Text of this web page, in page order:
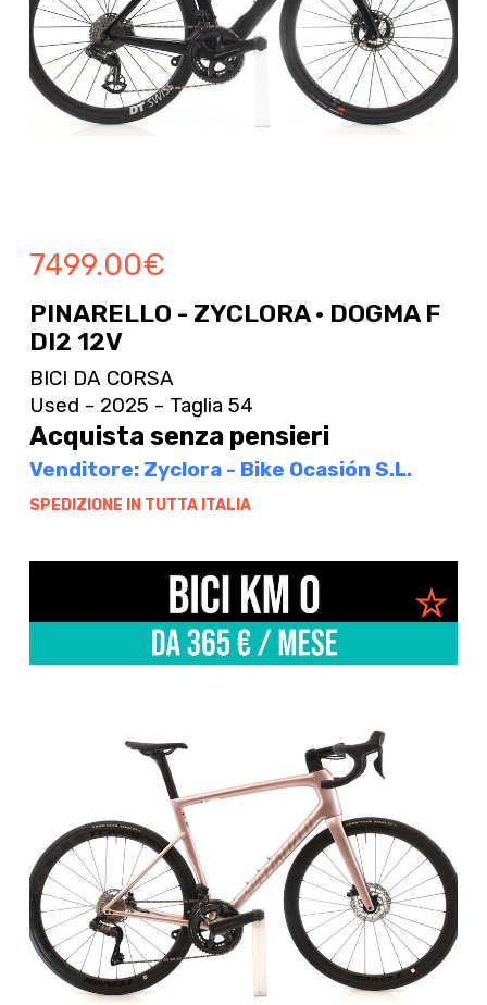
7499.00€
PINARELLO - ZYCLORA · DOGMA F
DI2 12V
BICI DA CORSA
Used - 2025 - Taglia 54
Acquista senza pensieri
Venditore: Zyclora - Bike Ocasión S.L.
SPEDIZIONE IN TUTTA ITALIA